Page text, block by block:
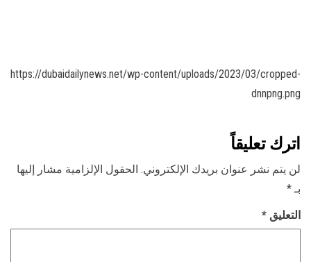
https://dubaidailynews.net/wp-content/uploads/2023/03/cropped-
dnnpng.png
اترك تعليقاً
لن يتم نشر عنوان بريدك الإلكتروني. الحقول الإلزامية مشار إليها
بـ*
التعليق *